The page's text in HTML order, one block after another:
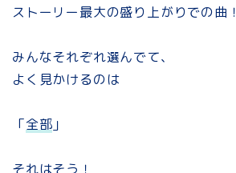
ストーリー最大の盛り上がりでの曲！
みんなそれぞれ選んでて、
よく見かけるのは
「全部 」
それはそう！